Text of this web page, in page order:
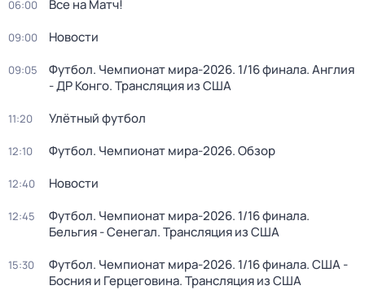
06:00 Все на Матч!
09:00 Новости
09:05
Футбол. Чемпионат мира-2026. 1/16 финала. Англия
- ДР Конго. Трансляция из США
11:20 Улётный футбол
12:10 Футбол. Чемпионат мира-2026. Обзор
12:40 Новости
12:45
Футбол. Чемпионат мира-2026. 1/16 финала.
Бельгия - Сенегал. Трансляция из США
15:30
Футбол. Чемпионат мира-2026. 1/16 финала. США -
Босния и Герцеговина. Трансляция из США